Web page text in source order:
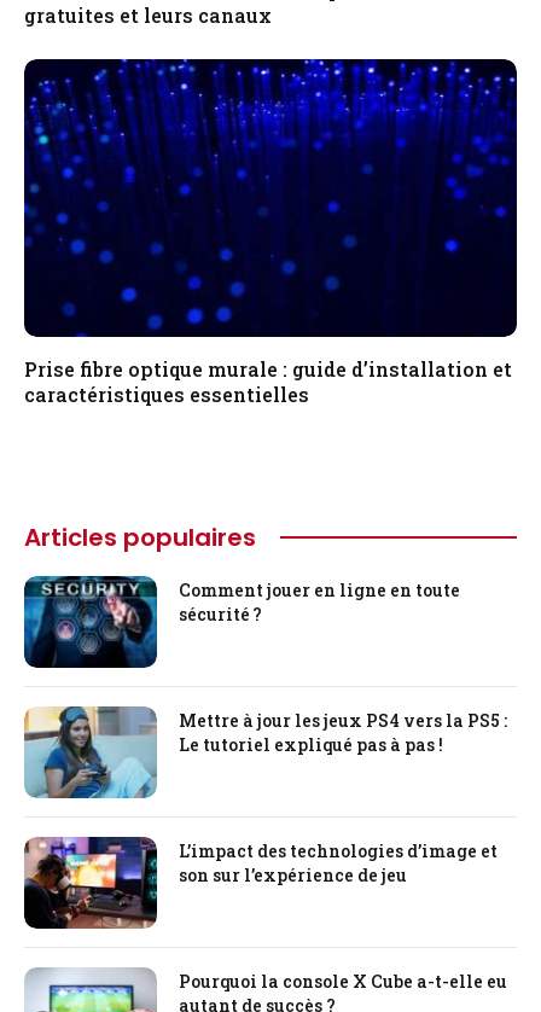
gratuites et leurs canaux
Prise fibre optique murale : guide d’installation et
caractéristiques essentielles
Articles populaires
Comment jouer en ligne en toute
sécurité ?
Mettre à jour les jeux PS4 vers la PS5 :
Le tutoriel expliqué pas à pas !
L’impact des technologies d’image et
son sur l’expérience de jeu
Pourquoi la console X Cube a-t-elle eu
autant de succès ?